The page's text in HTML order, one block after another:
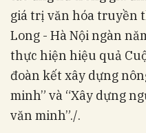
giá trị văn hóa truyền
Long - Hà Nội ngàn
thực hiện hiệu quả
đoàn kết xây dựng
minh” và “Xây dựng
văn minh”./.